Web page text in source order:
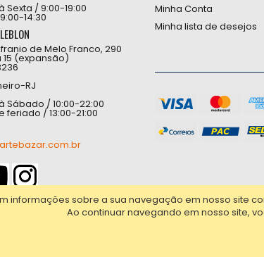
informações sobre a sua navegação em nosso site
Ao continuar navegando em nosso site,
Sexta / 9:00-19:00
14:30
de Melo Franco, 290
15 (expansão)
RJ
Sábado / 10:00-22:00
feriado / 13:00-21:00
Minha Conta
Minha lista de desejos
Poligrafica Bazar Ltda- CNPJ 42.500.090/0001-20